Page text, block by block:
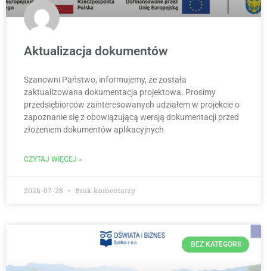
Aktualizacja dokumentów
Szanowni Państwo, informujemy, że została
zaktualizowana dokumentacja projektowa. Prosimy
przedsiębiorców zainteresowanych udziałem w projekcie o
zapoznanie się z obowiązującą wersją dokumentacji przed
złożeniem dokumentów aplikacyjnych
CZYTAJ WIĘCEJ »
2026-07-28 Brak komentarzy
BEZ KATEGORII